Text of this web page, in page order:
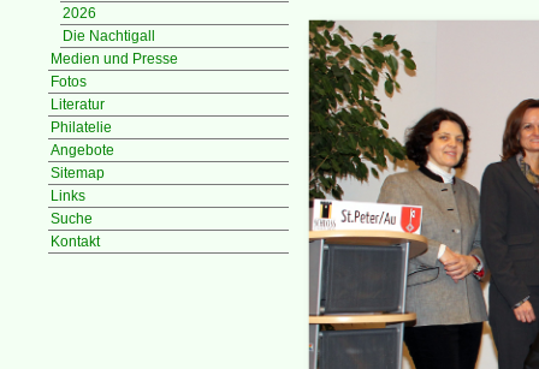
2026
Die Nachtigall
Medien und Presse
Fotos
Literatur
Philatelie
Angebote
Sitemap
Links
Suche
Kontakt